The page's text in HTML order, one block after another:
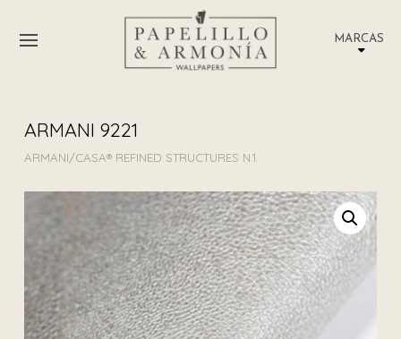
MARCAS
ARMANI 9221
ARMANI/CASA® REFINED STRUCTURES N.1